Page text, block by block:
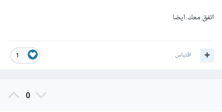
اتفق معك ايضا
1 اقتباس
0